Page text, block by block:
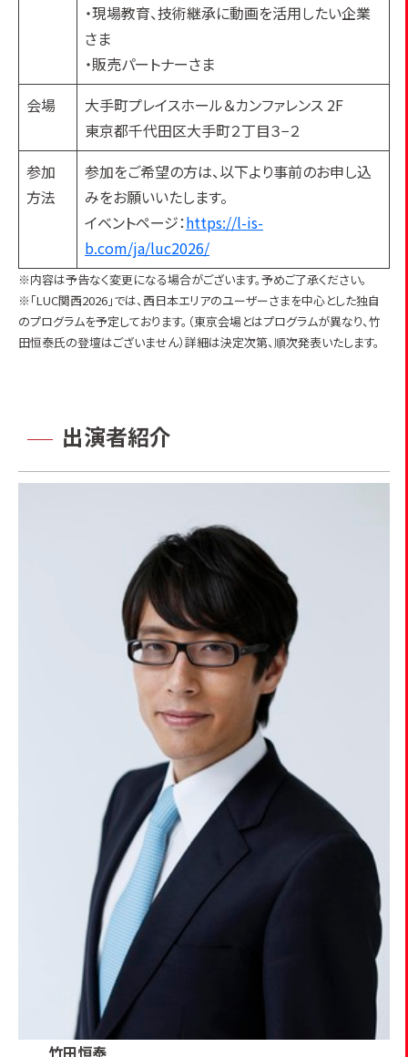
・現場教育、技術継承に動画を活用したい企業
さま
・販売パートナーさま
会場
大手町プレイスホール＆カンファレンス 2F
東京都千代田区大手町２丁目３−２
参加
方法
参加をご希望の方は、以下より事前のお申し込
みをお願いいたします。
イベントページ：https://l-is-
b.com/ja/luc2026/
※内容は予告なく変更になる場合がございます。予めご了承ください。
※「LUC関西2026」では、西日本エリアのユーザーさまを中心とした独自
のプログラムを予定しております。（東京会場とはプログラムが異なり、竹
田恒泰氏の登壇はございません）詳細は決定次第、順次発表いたします。
出演者紹介
竹田恒泰